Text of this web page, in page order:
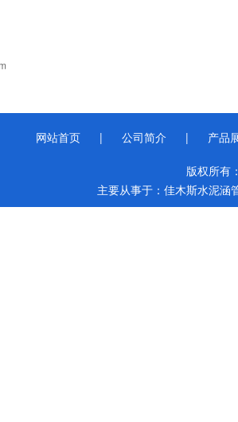
网站首页 | 公司简介 | 产品
版权所有
主要从事于： 佳木斯水泥涵